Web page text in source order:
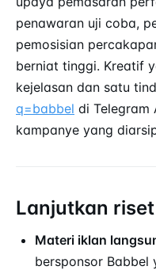
penawaran uji coba,
pemosisian
berniat tinggi. Kreatif
kejelasan dan satu
q=babbel di Telegram
kampanye yang
Lanjutkan
Materi iklan
bersponsor Babbel